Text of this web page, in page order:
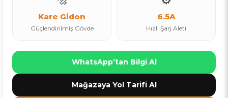
Kare Gidon
Güçlendirilmiş Gövde
6.5A
Hızlı Şarj Aleti
WhatsApp’tan Bilgi Al
Mağazaya Yol Tarifi Al